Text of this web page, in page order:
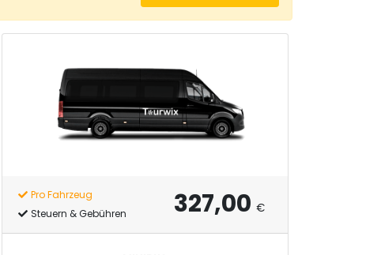
Pro Fahrzeug
Steuern & Gebühren
327,00 €